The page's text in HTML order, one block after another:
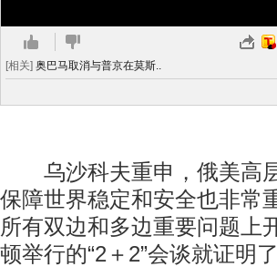
[相关] 奥巴马取消与普京在莫斯..
乌沙科夫重申，俄美高层
保障世界稳定和安全也非常
所有双边和多边重要问题上
顿举行的“2＋2”会谈就证明